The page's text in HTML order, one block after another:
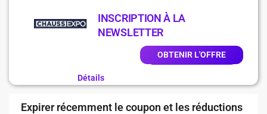
INSCRIPTION À LA
NEWSLETTER
OBTENIR L'OFFRE
Détails
Expirer récemment le coupon et les réductions